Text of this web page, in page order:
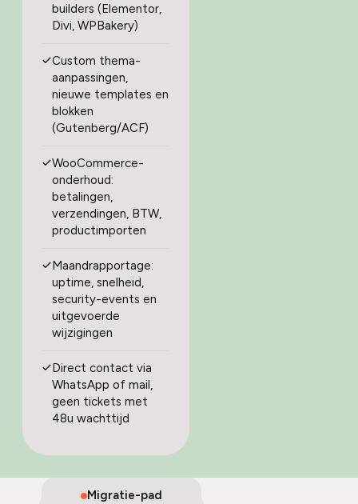
builders (Elementor,
Divi, WPBakery)
Custom thema-
aanpassingen,
nieuwe templates en
blokken
(Gutenberg/ACF)
WooCommerce-
onderhoud:
betalingen,
verzendingen, BTW,
productimporten
Maandrapportage:
uptime, snelheid,
security-events en
uitgevoerde
wijzigingen
Direct contact via
WhatsApp of mail,
geen tickets met
48u wachttijd
Migratie-pad